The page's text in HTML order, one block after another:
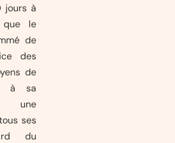
jours à
que le
de
des
de
à sa
une
ses
du